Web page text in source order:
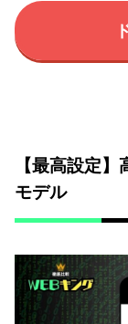
【最高設定
モデル